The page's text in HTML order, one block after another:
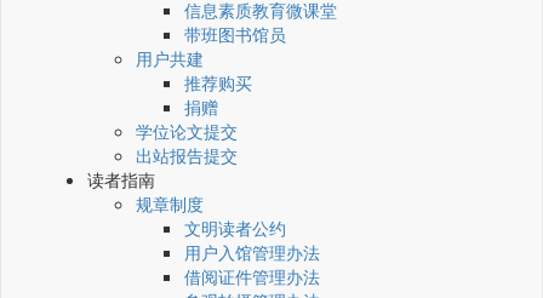
信息素质教育微课堂
带班图书馆员
用户共建
推荐购买
捐赠
学位论文提交
出站报告提交
读者指南
规章制度
文明读者公约
用户入馆管理办法
借阅证件管理办法